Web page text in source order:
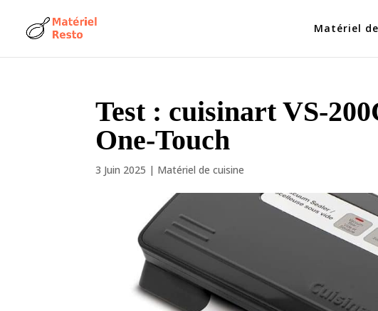
Matériel
Test : cuisinart VS-
One-Touch
3 Juin 2025 | Matériel de cuisine